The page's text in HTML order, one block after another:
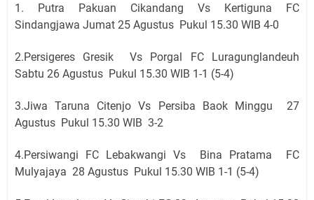
1. Putra Pakuan Cikandang Vs Kertiguna FC
Sindangjawa Jumat 25 Agustus Pukul 15.30 WIB 4-0
2.Persigeres Gresik Vs Porgal FC Luragunglandeuh
Sabtu 26 Agustus Pukul 15.30 WIB 1-1 (5-4)
3.Jiwa Taruna Citenjo Vs Persiba Baok Minggu 27
Agustus Pukul 15.30 WIB 3-2
4.Persiwangi FC Lebakwangi Vs Bina Pratama FC
Mulyajaya 28 Agustus Pukul 15.30 WIB 1-1 (5-4)